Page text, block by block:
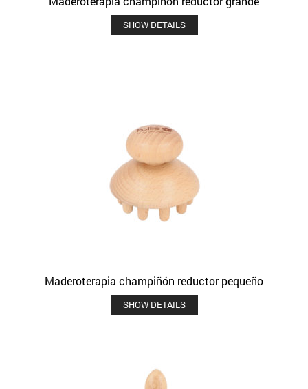
SHOW DETAILS
Maderoterapia champiñón reductor pequeño
SHOW DETAILS